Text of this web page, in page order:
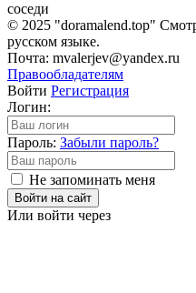
соседи
© 2025 "doramalend.top"
русском языке.
Почта: mvalerjev@yandex.ru
Правообладателям
Войти Регистрация
Логин:
Пароль: Забыли пароль?
Не запоминать меня
Войти на сайт
Или войти через